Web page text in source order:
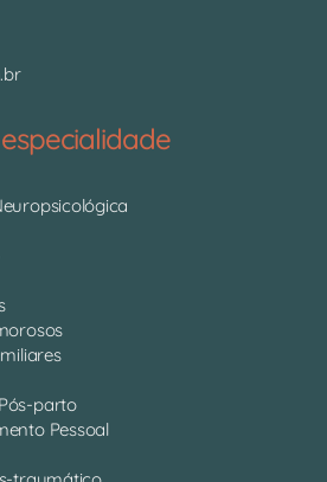
parto
Pessoal